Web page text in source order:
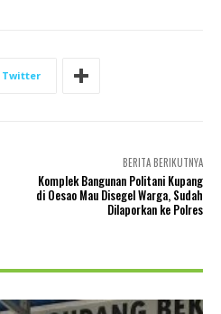
Twitter
BERITA BERIKUTNYA
Komplek Bangunan Politani Kupang
di Oesao Mau Disegel Warga, Sudah
Dilaporkan ke Polres